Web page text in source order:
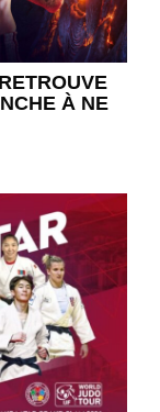
À NE